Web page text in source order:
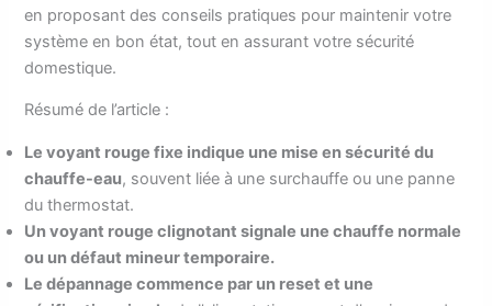
en proposant des conseils pratiques pour maintenir votre
système en bon état, tout en assurant votre sécurité
domestique.
Résumé de l’article :
Le voyant rouge fixe indique une mise en sécurité du
chauffe-eau, souvent liée à une surchauffe ou une panne
du thermostat.
Un voyant rouge clignotant signale une chauffe normale
ou un défaut mineur temporaire.
Le dépannage commence par un reset et une